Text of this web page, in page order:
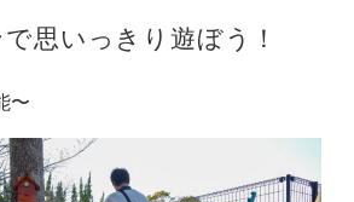
思いっきり遊ぼう！
〜